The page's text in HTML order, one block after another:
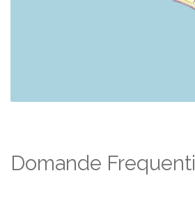
Domande Frequenti